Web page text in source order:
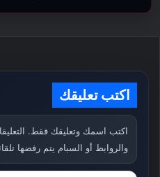
اكتب تعليقك
اكتب اسمك وتعليقك فقط.
والروابط أو السبام يتم رفضها